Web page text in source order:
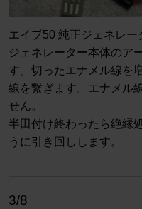
エイプ50 純正ジェネレー
ジェネレーター本体のア
す。切ったエナメル線を
線を繋ぎます。エナメル
せん。
半田付け終わったら絶縁
うに引き回しします。
3/8